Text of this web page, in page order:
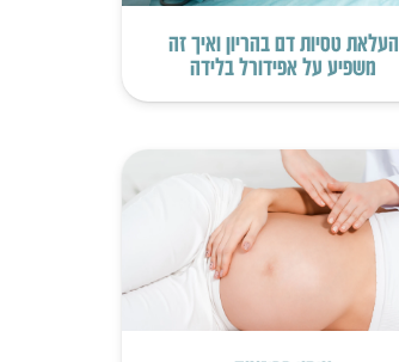
העלאת טסיות דם בהריון ואיך זה
משפיע על אפידורל בלידה